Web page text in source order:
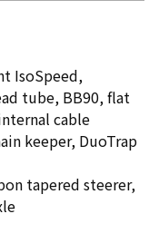
IsoSpeed,
tube, BB90, flat
cable
keeper, DuoTrap
tapered steerer,